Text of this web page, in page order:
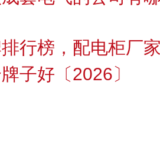
行榜，配电柜厂
子好〔2026〕